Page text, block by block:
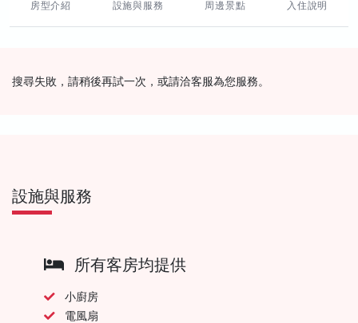
房型介紹 設施與服務 周邊景點 入住說明
搜尋失敗，請稍後再試一次，或請洽客服為您服務。
設施與服務
所有客房均提供
小廚房
電風扇